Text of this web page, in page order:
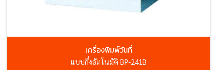
เครื่องพิมพ์วันที่
แบบกึ่งอัตโนมัติ BP-241B